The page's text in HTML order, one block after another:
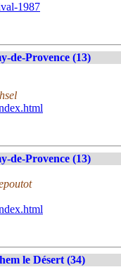
1987
de-Provence (13)
de-Provence (13)
le Désert (34)